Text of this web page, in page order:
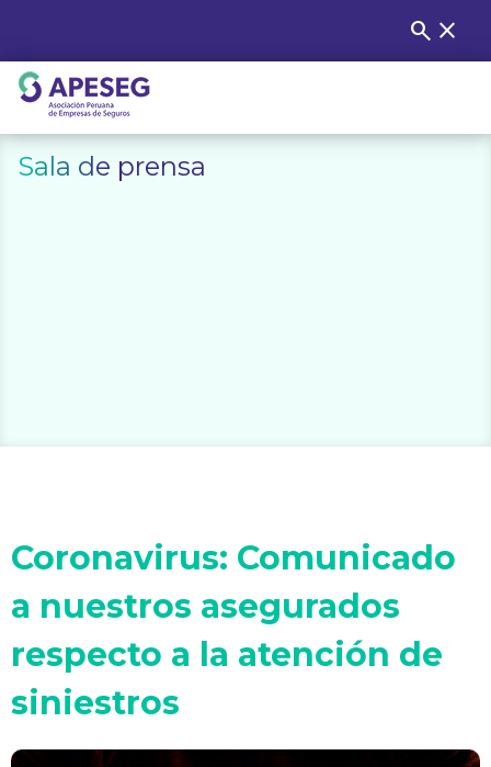
content
Buscar:
search close
APESEG
Sala de prensa
Coronavirus: Comunicado
a nuestros asegurados
respecto a la atención de
siniestros